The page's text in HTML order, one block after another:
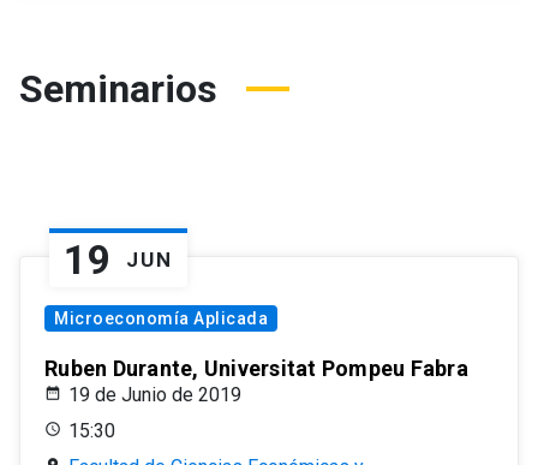
Seminarios
19 JUN
Microeconomía Aplicada
Ruben Durante, Universitat Pompeu Fabra
19 de Junio de 2019
15:30